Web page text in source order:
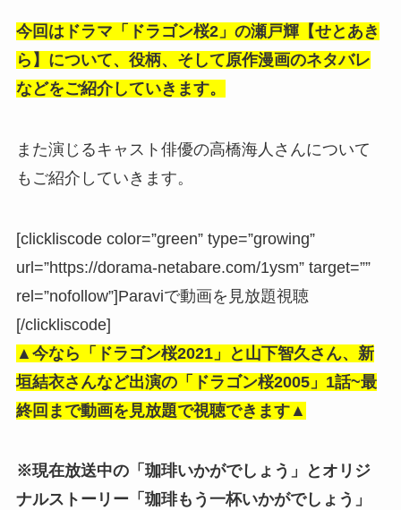
今回はドラマ「ドラゴン桜2」の瀬戸輝【せとあき
ら】について、役柄、そして原作漫画のネタバレ
などをご紹介していきます。
また演じるキャスト俳優の高橋海人さんについて
もご紹介していきます。
[clickliscode color=”green” type=”growing”
url=”https://dorama-netabare.com/1ysm” target=””
rel=”nofollow”]Paraviで動画を見放題視聴
[/clickliscode]
▲今なら「ドラゴン桜2021」と山下智久さん、新
垣結衣さんなど出演の「ドラゴン桜2005」 1話~最
終回まで動画を見放題で視聴できます▲
※現在放送中の「珈琲いかがでしょう」とオリジ
ナルストーリー「珈琲もう一杯いかがでしょう」